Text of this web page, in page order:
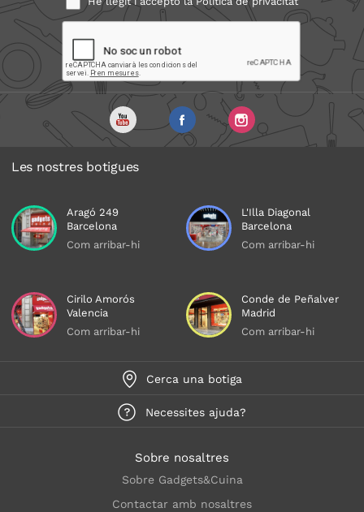
Les nostres botigues
Aragó 249
Barcelona
Com arribar-hi
L'Illa Diagonal
Barcelona
Com arribar-hi
Cirilo Amorós
Valencia
Com arribar-hi
Conde de Peñalver
Madrid
Com arribar-hi
Cerca una botiga
Necessites ajuda?
Sobre nosaltres
Sobre Gadgets&Cuina
Contactar amb nosaltres